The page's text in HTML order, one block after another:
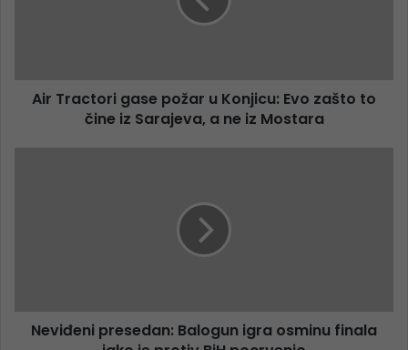
Air Tractori gase požar u Konjicu: Evo zašto to
čine iz Sarajeva, a ne iz Mostara
Neviđeni presedan: Balogun igra osminu finala